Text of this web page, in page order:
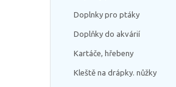
Doplnky pro ptáky
Doplňky do akvárií
Kartáče, hřebeny
Kleště na drápky. nůžky